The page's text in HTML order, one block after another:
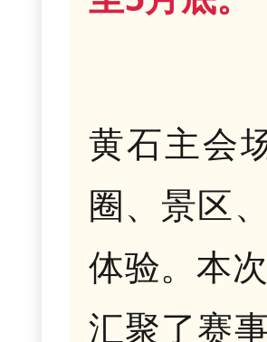
黄石主会
圈、景区
体验。本
汇聚了赛